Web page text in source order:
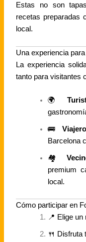
Estas no son
recetas preparadas
local.
Una experiencia
La experiencia
tanto para visitantes
🌍
🚌
Barcelona
🏘
premium
local.
Cómo participar en
📍 Elige
🍴 Disfruta